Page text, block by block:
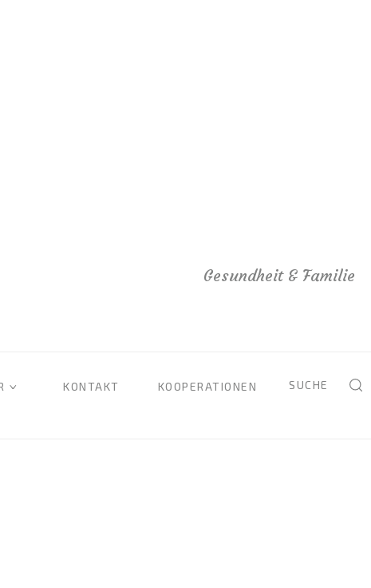
Gesundheit & Familie
KONTAKT KOOPERATIONEN SUCHE